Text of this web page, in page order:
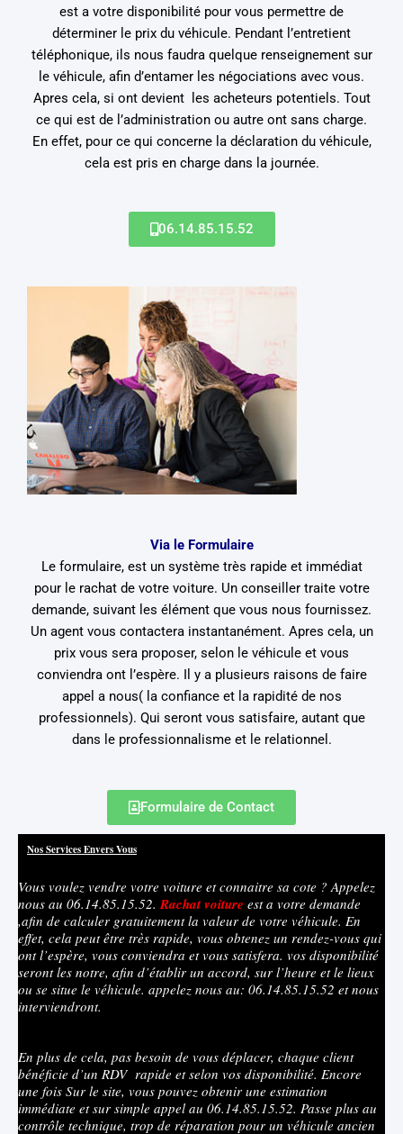
est a votre disponibilité pour vous permettre de
déterminer le prix du véhicule. Pendant l’entretient
téléphonique, ils nous faudra quelque renseignement sur
le véhicule, afin d’entamer les négociations avec vous.
Apres cela, si ont devient les acheteurs potentiels. Tout
ce qui est de l’administration ou autre ont sans charge.
En effet, pour ce qui concerne la déclaration du véhicule,
cela est pris en charge dans la journée.
06.14.85.15.52
Via le Formulaire
Le formulaire, est un système très rapide et immédiat
pour le rachat de votre voiture. Un conseiller traite votre
demande, suivant les élément que vous nous fournissez.
Un agent vous contactera instantanément. Apres cela, un
prix vous sera proposer, selon le véhicule et vous
conviendra ont l’espère. Il y a plusieurs raisons de faire
appel a nous( la confiance et la rapidité de nos
professionnels). Qui seront vous satisfaire, autant que
dans le professionnalisme et le relationnel.
Formulaire de Contact
Nos Services Envers Vous
Vous voulez vendre votre voiture et connaitre sa cote ? Appelez
nous au 06.14.85.15.52. Rachatvoiture est a votre demande
,afin de calculer gratuitement la valeur de votre véhicule. En
effet, cela peut être très rapide, vous obtenez un rendez-vous qui
ont l’espère, vous conviendra et vous satisfera. vos disponibilité
seront les notre, afin d’établir un accord, sur l’heure et le lieux
ou se situe le véhicule. appelez nous au: 06.14.85.15.52 et nous
interviendront.
En plus de cela, pas besoin de vous déplacer, chaque client
bénéficie d’un RDV rapide et selon vos disponibilité. Encore
une fois Sur le site, vous pouvez obtenir une estimation
immédiate et sur simple appel au 06.14.85.15.52. Passe plus au
contrôle technique, trop de réparation pour un véhicule ancien